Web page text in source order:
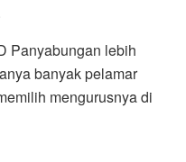
Panyabungan lebih
banyak pelamar
mengurusnya di